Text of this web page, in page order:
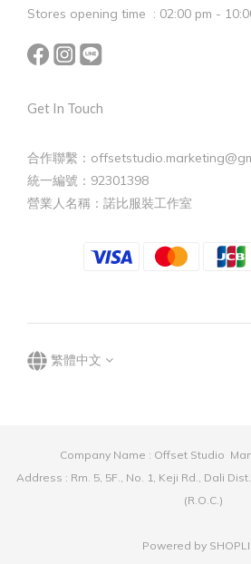
Stores opening time : 02:00 pm -
Get In Touch
合作聯繫：
統一編號：92301398
營業人名稱：諾比服裝工作室
繁體中文
Company Name : Offset Studio
Address : Rm. 5, 5F., No. 1, Keji Rd., Dali
(R.O.C.)
Powered by